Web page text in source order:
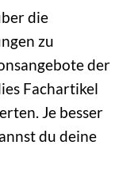
die
zu
der
Fachartikel
Je besser
du deine